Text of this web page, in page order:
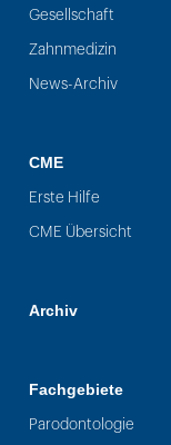
Gesellschaft
Zahnmedizin
News-Archiv
CME
Erste Hilfe
CME Übersicht
Archiv
Fachgebiete
Parodontologie